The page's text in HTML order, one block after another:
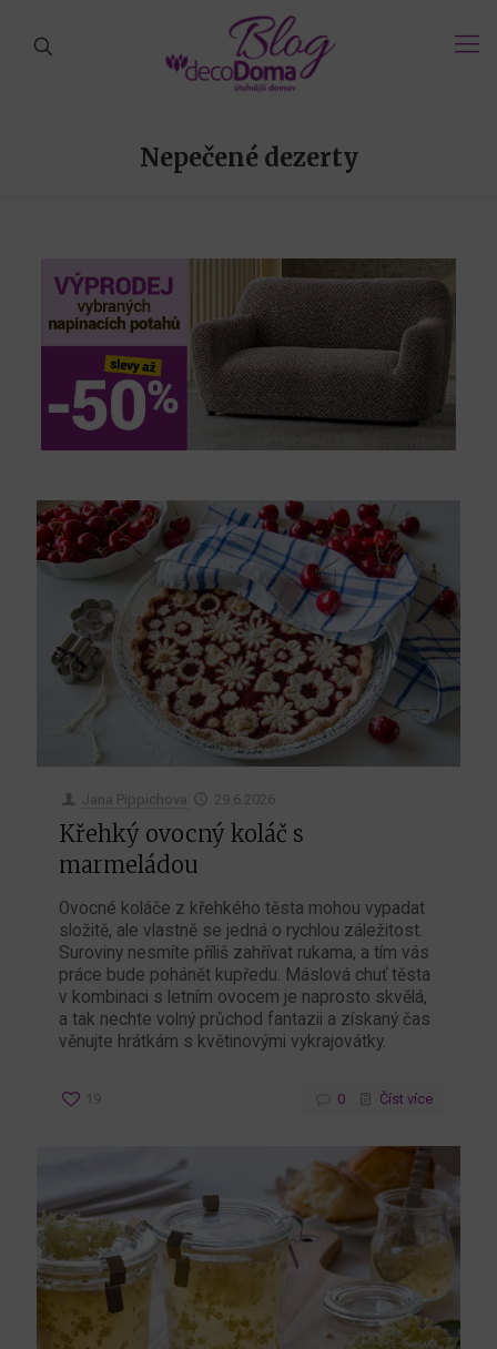
Nepečené dezerty
Jana Pippichova 29.6.2026
Křehký ovocný koláč s
marmeládou
Ovocné koláče z křehkého těsta mohou vypadat
složitě, ale vlastně se jedná o rychlou záležitost.
Suroviny nesmíte příliš zahřívat rukama, a tím vás
práce bude pohánět kupředu. Máslová chuť těsta
v kombinaci s letním ovocem je naprosto skvělá,
a tak nechte volný průchod fantazii a získaný čas
věnujte hrátkám s květinovými vykrajovátky.
19 0 Číst více